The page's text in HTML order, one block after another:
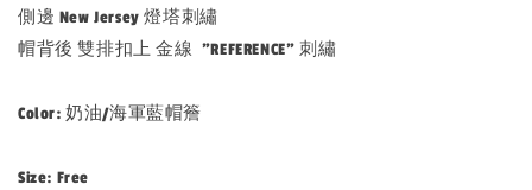
側邊 New Jersey 燈塔刺繡
帽背後 雙排扣上 金線 "REFERENCE" 刺繡
Color: 奶油/海軍藍帽簷
Size: Free